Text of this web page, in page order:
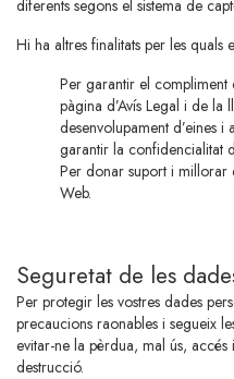
diferents segons el sistema de
Hi ha altres finalitats per les quals
Per garantir el
pàgina d’Avís Legal i de
desenvolupament d’eines
garantir la confidencialitat
Per donar suport i millorar
Web.
Seguretat de les
Per protegir les vostres dades
precaucions raonables i segueix
evitar-ne la pèrdua, mal ús,
destrucció.